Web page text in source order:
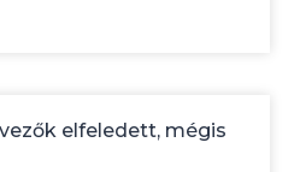
elfeledett, mégis